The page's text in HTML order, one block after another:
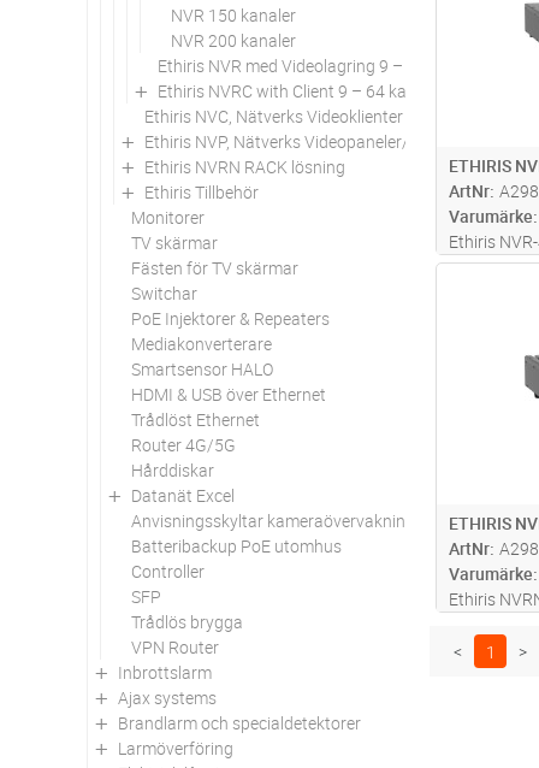
NVR 150 kanaler
NVR 200 kanaler
Ethiris NVR med Videolagring 9 – 48 kanal
Ethiris NVRC with Client 9 – 64 kanaler
Ethiris NVC, Nätverks Videoklienter
Ethiris NVP, Nätverks Videopaneler/Klienter
Ethiris NVRN RACK lösning
Ethiris Tillbehör
Monitorer
TV skärmar
Fästen för TV skärmar
Switchar
PoE Injektorer & Repeaters
Mediakonverterare
Smartsensor HALO
HDMI & USB över Ethernet
Trådlöst Ethernet
Router 4G/5G
Hårddiskar
Datanät Excel
Anvisningsskyltar kameraövervakning
Batteribackup PoE utomhus
Controller
SFP
Trådlös brygga
VPN Router
Inbrottslarm
Ajax systems
Brandlarm och specialdetektorer
Larmöverföring
ETHIRIS
ArtNr
Varumärke
Ethiris
ETHIRIS
ArtNr
Varumärke
Ethiris
enheten
< 1 >